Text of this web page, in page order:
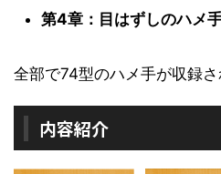
第4章：目はずしのハメ
全部で74型のハメ手が収録さ
内容紹介